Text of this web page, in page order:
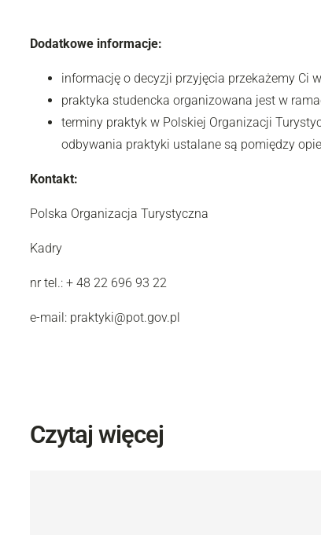
Dodatkowe informacje:
informację o decyzji przyjęcia przekażemy Ci
praktyka studencka organizowana jest w
terminy praktyk w Polskiej Organizacji
odbywania praktyki ustalane są pomiędzy
Kontakt:
Polska Organizacja Turystyczna
Kadry
nr tel.: + 48 22 696 93 22
e-mail: praktyki@pot.gov.pl
Czytaj więcej